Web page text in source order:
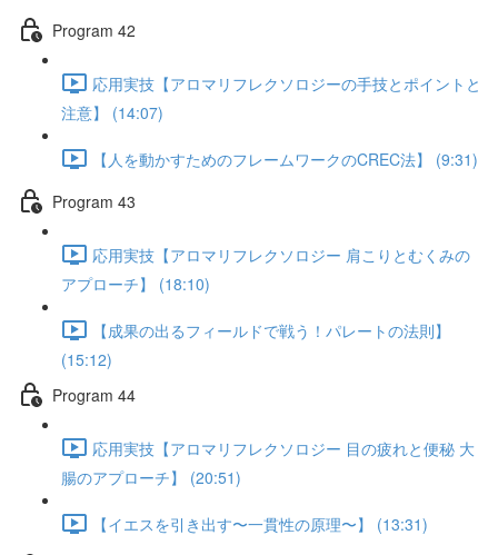
Program 42
応用実技【アロマリフレクソロジーの手技とポイントと
注意】 (14:07)
【人を動かすためのフレームワークのCREC法】 (9:31)
Program 43
応用実技【アロマリフレクソロジー 肩こりとむくみの
アプローチ】 (18:10)
【成果の出るフィールドで戦う！パレートの法則】
(15:12)
Program 44
応用実技【アロマリフレクソロジー 目の疲れと便秘 大
腸のアプローチ】 (20:51)
【イエスを引き出す〜一貫性の原理〜】 (13:31)